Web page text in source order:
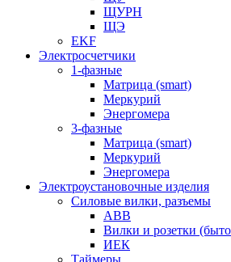
ЩУРН
ЩЭ
EKF
Электросчетчики
1-фазные
Матрица (smart)
Меркурий
Энергомера
3-фазные
Матрица (smart)
Меркурий
Энергомера
Электроустановочные изделия
Силовые вилки, разъемы
ABB
Вилки и розетки
ИЕК
Таймеры